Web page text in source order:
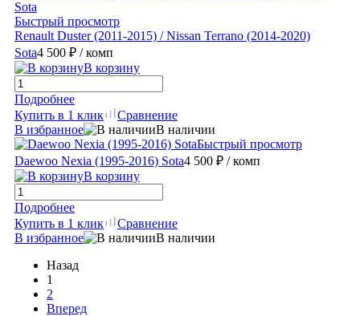
Быстрый просмотр
Renault Duster (2011-2015) / Nissan Terrano (2014-2020)
Sota4 500 ₽ / комп
В корзину
Подробнее
Купить в 1 клик
Сравнение
В избранное
В наличии
Быстрый просмотр
Daewoo Nexia (1995-2016) Sota4 500 ₽ / комп
В корзину
Подробнее
Купить в 1 клик
Сравнение
В избранное
В наличии
Назад
1
2
Вперед